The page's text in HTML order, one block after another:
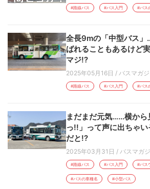
#路線バス #バス入門 #バス
全長9mの「中型バス
ばれることもあるけど
マジ!?
2025年05月16日 / バスマガ
#路線バス #バス入門 #バス
まだまだ元気……横から
っ!!」って声に出ちゃ
だと!?
2025年03月31日 / バスマガ
#路線バス #バス入門 #バス
#バスの車種名 #小型バス